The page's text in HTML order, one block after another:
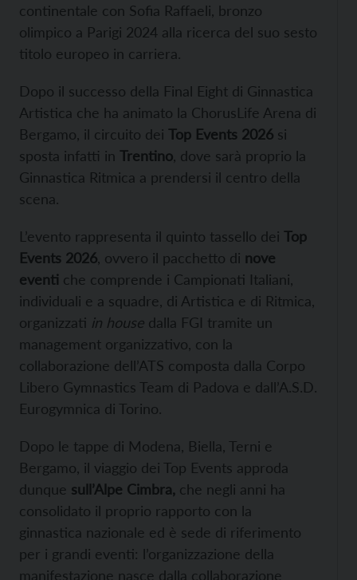
continentale con Sofia Raffaeli, bronzo
olimpico a Parigi 2024 alla ricerca del suo sesto
titolo europeo in carriera.
Dopo il successo della Final Eight di Ginnastica
Artistica che ha animato la ChorusLife Arena di
Bergamo, il circuito dei Top Events 2026 si
sposta infatti in Trentino , dove sarà proprio la
Ginnastica Ritmica a prendersi il centro della
scena.
L’evento rappresenta il quinto tassello dei Top
Events 2026 , ovvero il pacchetto di nove
eventi che comprende i Campionati Italiani,
individuali e a squadre, di Artistica e di Ritmica,
organizzati in house dalla FGI tramite un
management organizzativo, con la
collaborazione dell’ATS composta dalla Corpo
Libero Gymnastics Team di Padova e dall’A.S.D.
Eurogymnica di Torino.
Dopo le tappe di Modena, Biella, Terni e
Bergamo, il viaggio dei Top Events approda
dunque sull’Alpe Cimbra, che negli anni ha
consolidato il proprio rapporto con la
ginnastica nazionale ed è sede di riferimento
per i grandi eventi: l’organizzazione della
manifestazione nasce dalla collaborazione